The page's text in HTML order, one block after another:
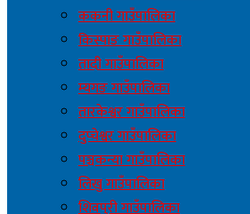
ककनी गाउँपालिका
किस्पाङ गाउँपालिका
तादी गाउँपालिका
म्यगङ गाउँपालिका
तारकेश्वर गाउँपालिका
दुप्चेश्वर गाउँपालिका
पञ्चकन्या गाउँपालिका
लिखु गाउँपालिका
शिवपुरी गाउँपालिका